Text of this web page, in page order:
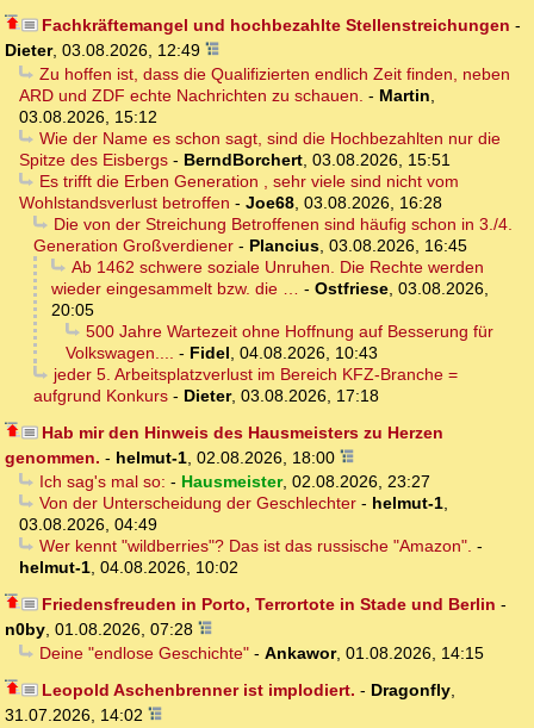
Fachkräftemangel und hochbezahlte Stellenstreichungen -
Dieter, 03.08.2026, 12:49
Zu hoffen ist, dass die Qualifizierten endlich Zeit finden, neben
ARD und ZDF echte Nachrichten zu schauen. - Martin,
03.08.2026, 15:12
Wie der Name es schon sagt, sind die Hochbezahlten nur die
Spitze des Eisbergs - BerndBorchert, 03.08.2026, 15:51
Es trifft die Erben Generation , sehr viele sind nicht vom
Wohlstandsverlust betroffen - Joe68, 03.08.2026, 16:28
Die von der Streichung Betroffenen sind häufig schon in 3./4.
Generation Großverdiener - Plancius, 03.08.2026, 16:45
Ab 1462 schwere soziale Unruhen. Die Rechte werden
wieder eingesammelt bzw. die … - Ostfriese, 03.08.2026,
20:05
500 Jahre Wartezeit ohne Hoffnung auf Besserung für
Volkswagen.... - Fidel, 04.08.2026, 10:43
jeder 5. Arbeitsplatzverlust im Bereich KFZ-Branche =
aufgrund Konkurs - Dieter, 03.08.2026, 17:18
Hab mir den Hinweis des Hausmeisters zu Herzen
genommen. - helmut-1, 02.08.2026, 18:00
Ich sag's mal so: - Hausmeister, 02.08.2026, 23:27
Von der Unterscheidung der Geschlechter- helmut-1,
03.08.2026, 04:49
Wer kennt "wildberries"? Das ist das russische "Amazon". -
helmut-1, 04.08.2026, 10:02
Friedensfreuden in Porto, Terrortote in Stade und Berlin -
n0by, 01.08.2026, 07:28
Deine "endlose Geschichte"- Ankawor, 01.08.2026, 14:15
Leopold Aschenbrenner ist implodiert. - Dragonfly,
31.07.2026, 14:02